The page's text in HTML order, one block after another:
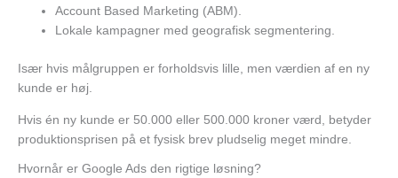
Account Based Marketing (ABM).
Lokale kampagner med geografisk segmentering.
Især hvis målgruppen er forholdsvis lille, men værdien af en ny
kunde er høj.
Hvis én ny kunde er 50.000 eller 500.000 kroner værd, betyder
produktionsprisen på et fysisk brev pludselig meget mindre.
Hvornår er Google Ads den rigtige løsning?